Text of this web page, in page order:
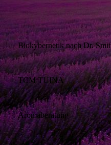
Biokybernetik nach Dr. Smit
TCM TUINA
Aromaberatung